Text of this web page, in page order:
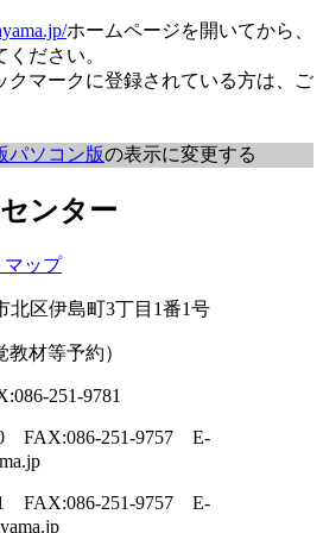
ホームページを開いてから、
ださい。
クマークに登録されている方は、ご
パソコン版の表示に変更する
ンター
マップ
北区伊島町3丁目1番1号
材等予約）
251-9781
FAX:086-251-9757 E-
FAX:086-251-9757 E-